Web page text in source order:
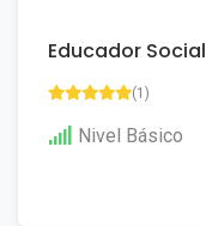
Educador Social
(1)
Nivel Básico